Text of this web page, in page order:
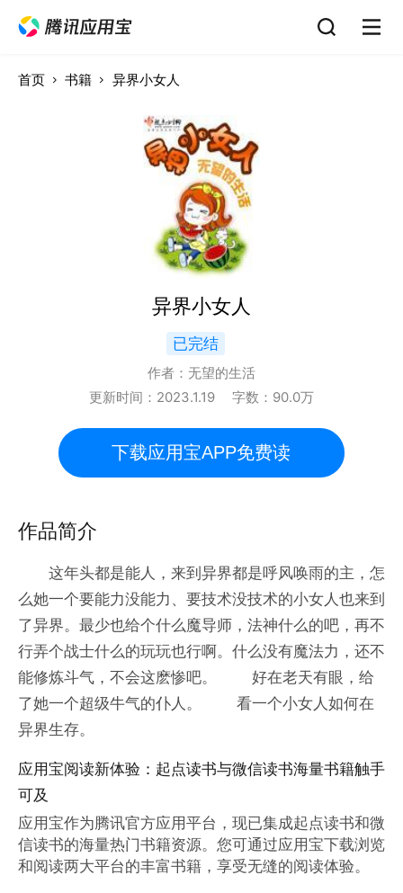
首页 书籍 异界小女人
异界小女人
已完结
作者： 无望的生活
更新时间： 2023.1.19 字数： 90.0万
下载应用宝APP免费读
作品简介
这年头都是能人，来到异界都是呼风唤雨的主，怎
么她一个要能力没能力、要技术没技术的小女人也来到
了异界。最少也给个什么魔导师，法神什么的吧，再不
行弄个战士什么的玩玩也行啊。什么没有魔法力，还不
能修炼斗气，不会这麽惨吧。 好在老天有眼，给
了她一个超级牛气的仆人。 看一个小女人如何在
异界生存。
应用宝阅读新体验：起点读书与微信读书海量书籍触手
可及
应用宝作为腾讯官方应用平台，现已集成起点读书和微
信读书的海量热门书籍资源。您可通过应用宝下载浏览
和阅读两大平台的丰富书籍，享受无缝的阅读体验。